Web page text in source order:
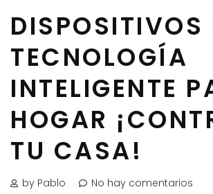
DISPOSITIVOS
TECNOLOGÍA
INTELIGENTE
HOGAR
TU CASA!
by Pablo No hay comentarios